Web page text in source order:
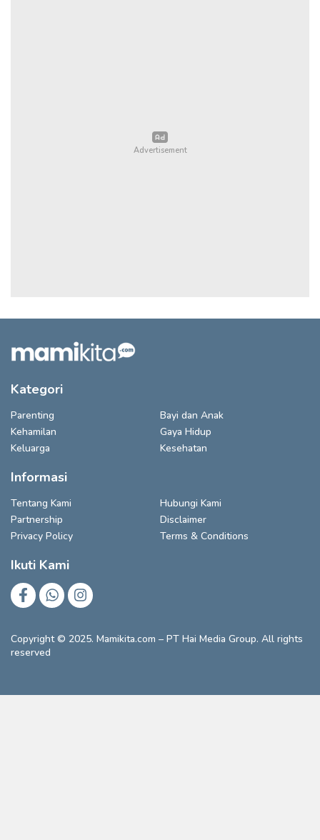
Kategori
Parenting
Bayi dan Anak
Kehamilan
Gaya Hidup
Keluarga
Kesehatan
Informasi
Tentang Kami
Hubungi Kami
Partnership
Disclaimer
Privacy Policy
Terms & Conditions
Ikuti Kami
Copyright © 2025. Mamikita.com – PT Hai Media Group. All rights
reserved